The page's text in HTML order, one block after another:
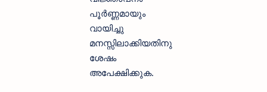
പൂര്‍ണ്ണമായും
വായിച്ചു
മനസ്സിലാക്കിയതിനു
ശേഷം
അപേക്ഷിക്കുക.